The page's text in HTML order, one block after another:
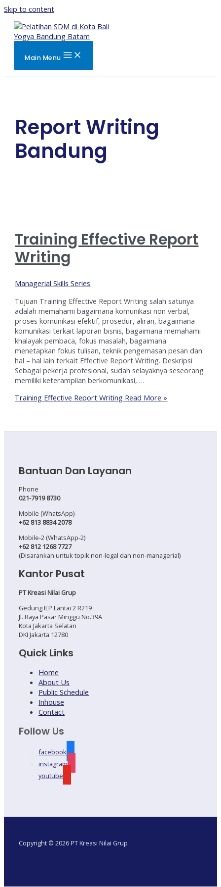
Skip to content
Main Menu
Report Writing
Bandung
Training Effective Report
Writing
Managerial Skills Series
Tujuan Training Effective Report Writing salah satunya
adalah memahami bagaimana komunikasi non verbal,
proses komunikasi efektif, prosedur, aliran, bagaimana
komunikasi terkait laporan bisnis, bagaimana memahami
khalayak pembaca, fokus masalah, bagaimana
menetapkan fokus tulisan, teknik pengemasan pesan dan
hal – hal lain terkait Effective Report Writing. Deskripsi
Sebagai pekerja profesional, sudah selayaknya seseorang
memiliki keterampilan berkomunikasi, …
Training Effective Report Writing Read More »
Bantuan Dan Layanan
Phone
021-7919 8730
Mobile (WhatsApp)
+62 813 8834 2078
Mobile-2 (WhatsApp-2)
+62 812 1268 7727
(Disarankan untuk topik non-legal dan non-managerial)
Kantor Pusat
PT Kreasi Nilai Grup
Gedung ILP Lantai 2 R219
Jl. Raya Pasar Minggu No.39A
Kota Jakarta Selatan
DKI Jakarta 12780
Quick Links
Home
About Us
Public Schedule
Inhouse
Contact
Follow Us
facebook
instagram
youtube
Copyright © 2026 PT Kreasi Nilai Grup